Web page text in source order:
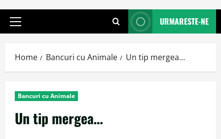
Primary
URMARESTE-NE
Home Bancuri cu Animale Un tip mergea…
Bancuri cu Animale
Un tip mergea…